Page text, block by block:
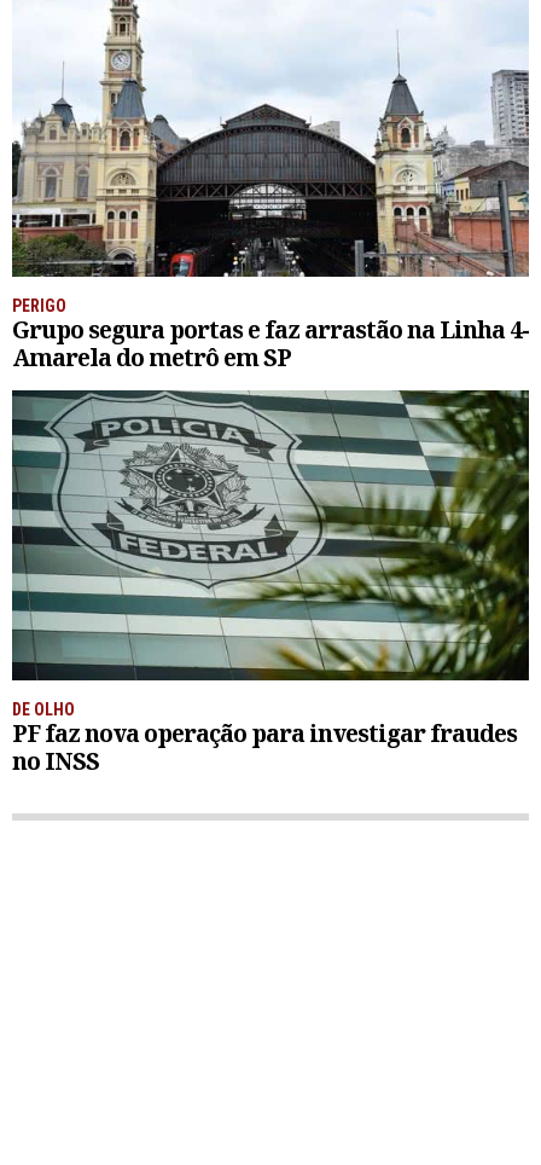
PERIGO
Grupo segura portas e faz arrastão na Linha 4-
Amarela do metrô em SP
DE OLHO
PF faz nova operação para investigar fraudes
no INSS